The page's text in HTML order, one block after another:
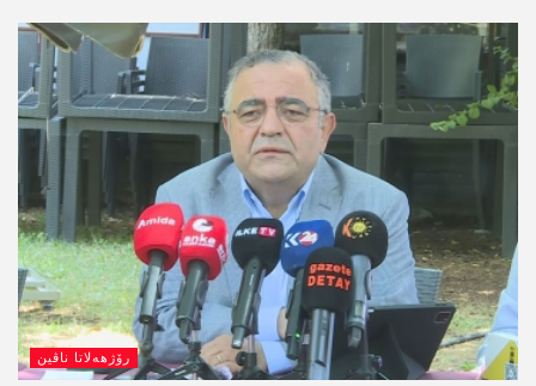
رۆژھەلاتا ناڤین